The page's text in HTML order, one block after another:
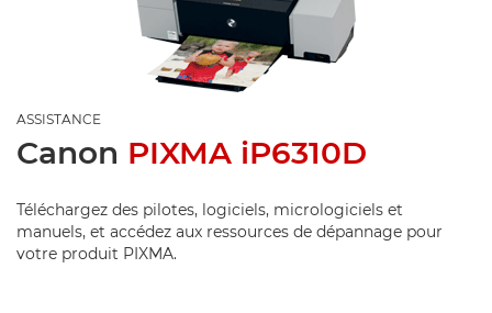
ASSISTANCE
Canon PIXMA iP6310D
Téléchargez des pilotes, logiciels, micrologiciels et
manuels, et accédez aux ressources de dépannage pour
votre produit PIXMA.